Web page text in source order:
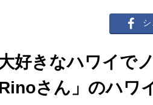
シ
好きなハワイで
さん」のハワ